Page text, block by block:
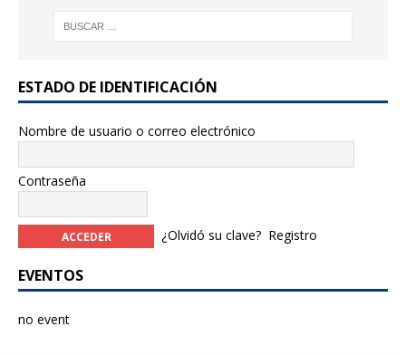
o
k
ESTADO DE IDENTIFICACIÓN
Nombre de usuario o correo electrónico
Contraseña
¿Olvidó su clave? Registro
EVENTOS
no event